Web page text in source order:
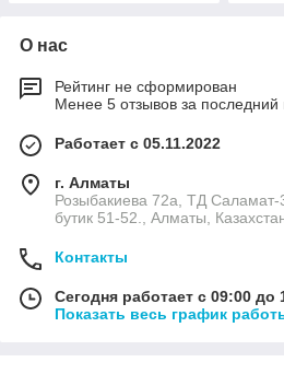
О нас
Рейтинг не сформирован
Менее 5 отзывов за последний
Работает с 05.11.2022
г. Алматы
Розыбакиева 72а, ТД Саламат-
бутик 51-52., Алматы,
Контакты
Сегодня работает с 09:00 до
Показать весь график